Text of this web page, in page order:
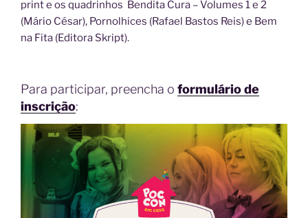
print e os quadrinhos Bendita Cura – Volumes 1 e 2
(Mário César), Pornolhices (Rafael Bastos Reis) e Bem
na Fita (Editora Skript).
Para participar, preencha o formulário de
inscrição: